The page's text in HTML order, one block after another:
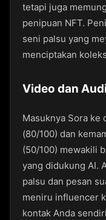
tetapi juga
penipuan NFT.
seni palsu yang
menciptakan
Video dan
Masuknya Sora ke
(80/100) dan
(50/100) mewakili
yang didukung AI.
palsu dan pesan
meniru influencer
kontak Anda